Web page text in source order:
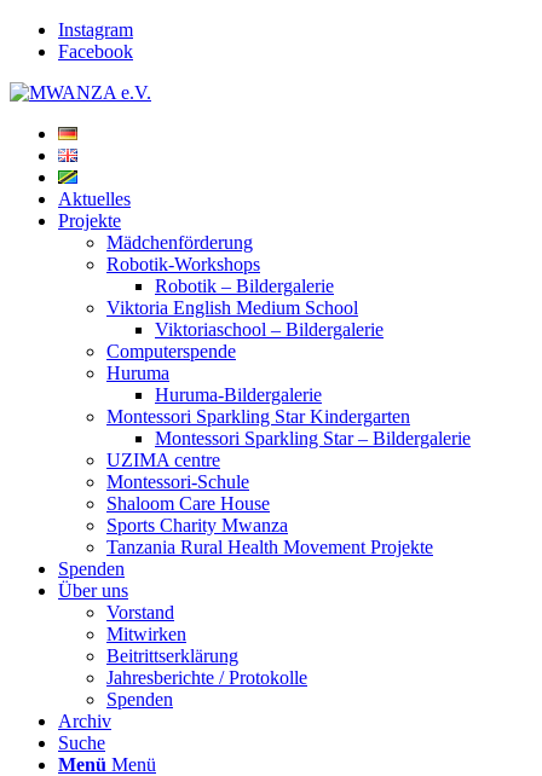
Instagram
Facebook
Aktuelles
Projekte
Mädchenförderung
Robotik-Workshops
Robotik – Bildergalerie
Viktoria English Medium School
Viktoriaschool – Bildergalerie
Computerspende
Huruma
Huruma-Bildergalerie
Montessori Sparkling Star Kindergarten
Montessori Sparkling Star – Bildergalerie
UZIMA centre
Montessori-Schule
Shaloom Care House
Sports Charity Mwanza
Tanzania Rural Health Movement Projekte
Spenden
Über uns
Vorstand
Mitwirken
Beitrittserklärung
Jahresberichte / Protokolle
Spenden
Archiv
Suche
Menü Menü